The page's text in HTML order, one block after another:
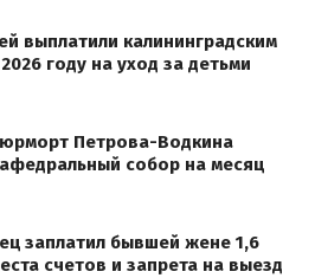
выплатили калининградским
году на уход за детьми
Петрова-Водкина
собор на месяц
заплатил бывшей жене 1,6
счетов и запрета на выезд